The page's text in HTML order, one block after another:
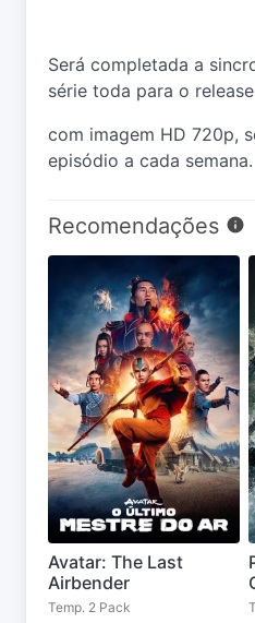
Será completada a
série toda para o release
com imagem HD 720p,
episódio a cada semana.
Recomendações
Avatar: The Last
Airbender
Temp. 2 Pack